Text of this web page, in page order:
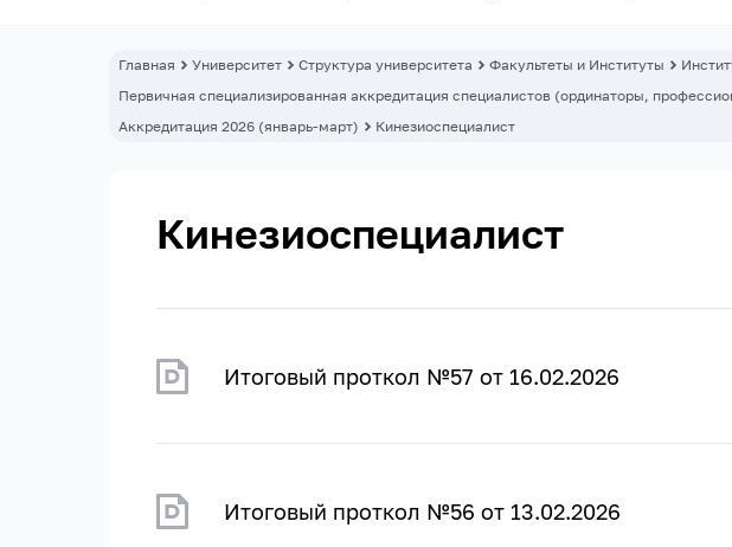
Главная Университет Структура университета Факультеты и Институты
Первичная специализированная аккредитация специалистов (ординаторы,
Аккредитация 2026 (январь-март)
Кинезиоспециалист
Кинезиоспециалист
Итоговый проткол №57 от 16.02.2026
Итоговый проткол №56 от 13.02.2026